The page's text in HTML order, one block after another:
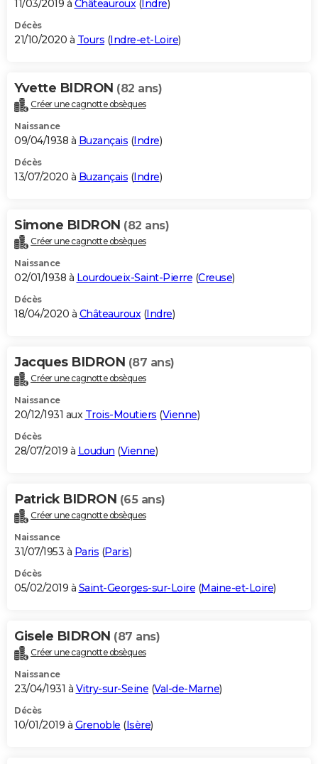
11/03/2019 à Châteauroux( Indre)
Décès
21/10/2020 à Tours (Indre-et-Loire)
Yvette BIDRON (82 ans)
Créer une cagnotte obsèques
Naissance
09/04/1938 à Buzançais (Indre)
Décès
13/07/2020 à Buzançais (Indre)
Simone BIDRON (82 ans)
Créer une cagnotte obsèques
Naissance
02/01/1938 à Lourdoueix-Saint-Pierre (Creuse)
Décès
18/04/2020 à Châteauroux(Indre)
Jacques BIDRON (87 ans)
Créer une cagnotte obsèques
Naissance
20/12/1931 aux Trois-Moutiers (Vienne)
Décès
28/07/2019 à Loudun (Vienne)
Patrick BIDRON (65 ans)
Créer une cagnotte obsèques
Naissance
31/07/1953 à Paris (Paris)
Décès
05/02/2019 à Saint-Georges-sur-Loire (Maine-et-Loire)
Gisele BIDRON (87 ans)
Créer une cagnotte obsèques
Naissance
23/04/1931 à Vitry-sur-Seine (Val-de-Marne)
Décès
10/01/2019 à Grenoble (Isère)